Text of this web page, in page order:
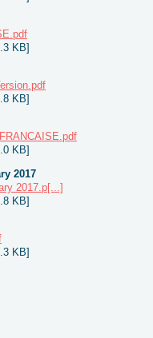
KB]
KB]
KB]
2017
2017.p[...]
KB]
KB]